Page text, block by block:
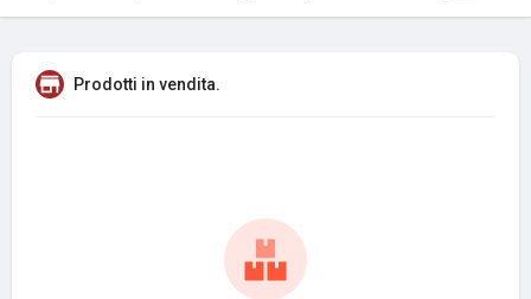
Prodotti in vendita.